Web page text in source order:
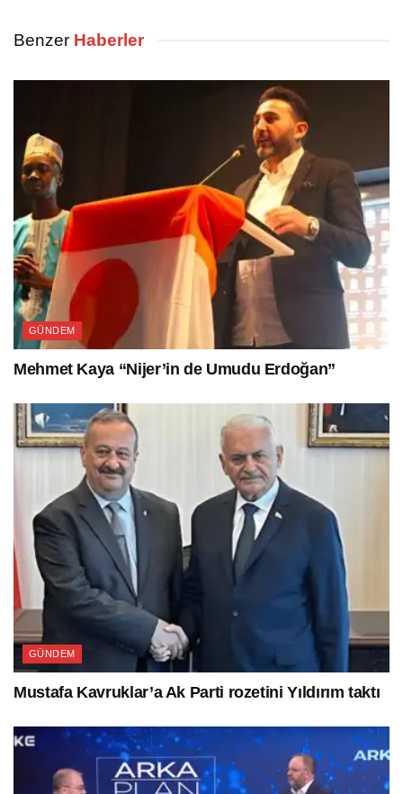
Benzer Haberler
GÜNDEM
Mehmet Kaya “Nijer’in de Umudu Erdoğan”
GÜNDEM
Mustafa Kavruklar’a Ak Parti rozetini Yıldırım taktı